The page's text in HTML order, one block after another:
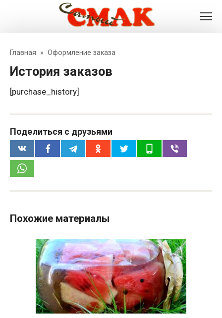
Главная » Оформление заказа
История заказов
[purchase_history]
Поделиться с друзьями
Похожие материалы